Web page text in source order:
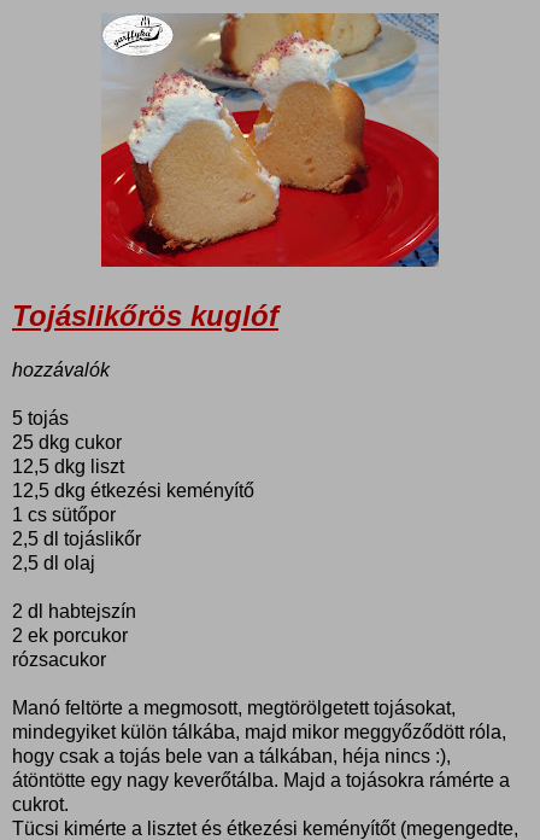
Tojáslikőrös kuglóf
hozzávalók
5 tojás
25 dkg cukor
12,5 dkg liszt
12,5 dkg étkezési keményítő
1 cs sütőpor
2,5 dl tojáslikőr
2,5 dl olaj
2 dl habtejszín
2 ek porcukor
rózsacukor
Manó feltörte a megmosott, megtörölgetett tojásokat,
mindegyiket külön tálkába, majd mikor meggyőződött róla,
hogy csak a tojás bele van a tálkában, héja nincs :),
átöntötte egy nagy keverőtálba. Majd a tojásokra rámérte a
cukrot.
Tücsi kimérte a lisztet és étkezési keményítőt (megengedte,